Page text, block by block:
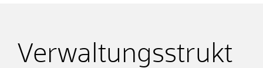
Verwaltungsstrukt